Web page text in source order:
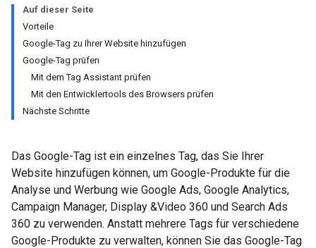
Auf dieser Seite
Vorteile
Google-Tag zu Ihrer Website hinzufügen
Google-Tag prüfen
Mit dem Tag Assistant prüfen
Mit den Entwicklertools des Browsers prüfen
Nächste Schritte
Das Google-Tag ist ein einzelnes Tag, das Sie Ihrer
Website hinzufügen können, um Google-Produkte für die
Analyse und Werbung wie Google Ads, Google Analytics,
Campaign Manager, Display &Video 360 und Search Ads
360 zu verwenden. Anstatt mehrere Tags für verschiedene
Google-Produkte zu verwalten, können Sie das Google-Tag